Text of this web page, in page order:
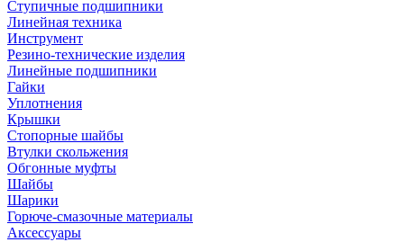
Ступичные подшипники
Линейная техника
Инструмент
Резино-технические изделия
Линейные подшипники
Гайки
Уплотнения
Крышки
Стопорные шайбы
Втулки скольжения
Обгонные муфты
Шайбы
Шарики
Горюче-смазочные материалы
Аксессуары